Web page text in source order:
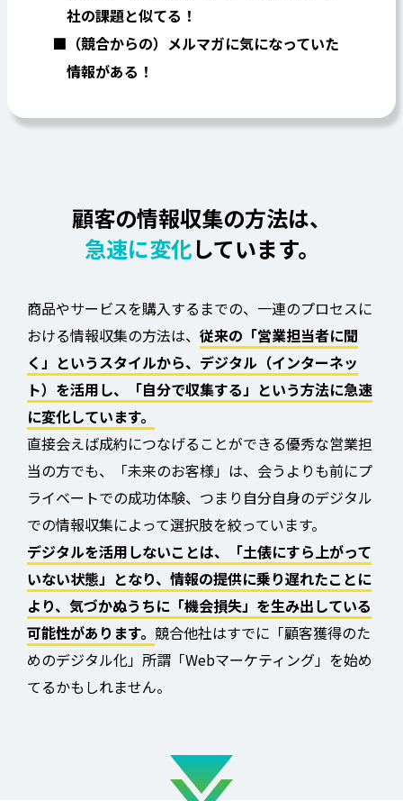
社の課題と似てる！
（競合からの）メルマガに気になっていた
情報がある！
顧客の情報収集の方法は、
急速に変化しています。
商品やサービスを購入するまでの、一連のプロセスに
おける情報収集の方法は、 従来の「営業担当者に聞
く」というスタイルから、デジタル（インターネッ
ト）を活用し、「自分で収集する」という方法に急速
に変化しています。
直接会えば成約につなげることができる優秀な営業担
当の方でも、「未来のお客様」は、会うよりも前にプ
ライベートでの成功体験、つまり自分自身のデジタル
での情報収集によって選択肢を絞っています。
デジタルを活用しないことは、「土俵にすら上がって
いない状態」となり、情報の提供に乗り遅れたことに
より、気づかぬうちに「機会損失」を生み出している
可能性があります。 競合他社はすでに「顧客獲得のた
めのデジタル化」所謂「Webマーケティング」を始め
てるかもしれません。